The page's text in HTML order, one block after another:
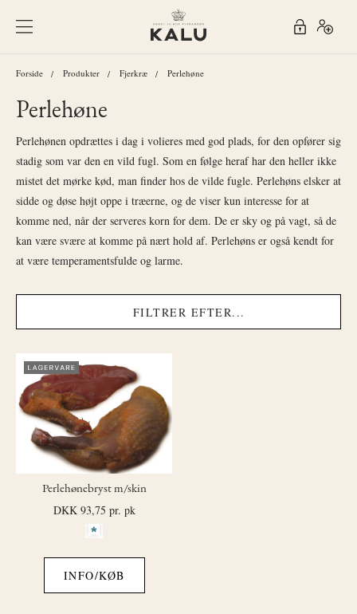
Forside Produkter Fjerkræ Perlehøne
Perlehøne
Perlehønen opdrættes i dag i volieres med god plads, for den opfører sig
stadig som var den en vild fugl. Som en følge heraf har den heller ikke
mistet det mørke kød, man finder hos de vilde fugle. Perlehøns elsker at
sidde og døse højt oppe i træerne, og de viser kun interesse for at
komme ned, når der serveres korn for dem. De er sky og på vagt, så de
kan være svære at komme på nært hold af. Perlehøns er også kendt for
at være temperamentsfulde og larme.
FILTRER EFTER...
Perlehønebryst m/skin
DKK 93,75 pr. pk
INFO/KØB